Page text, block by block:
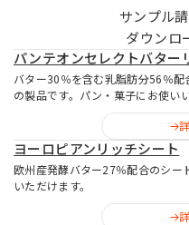
サンプル
ダウンロ
パンテオンセレクトバター
バター30％を含む乳脂肪分56％
の製品です。パン・菓子にお使い
ヨーロピアンリッチシート
欧州産発酵バター27％配合のシー
いただけます。